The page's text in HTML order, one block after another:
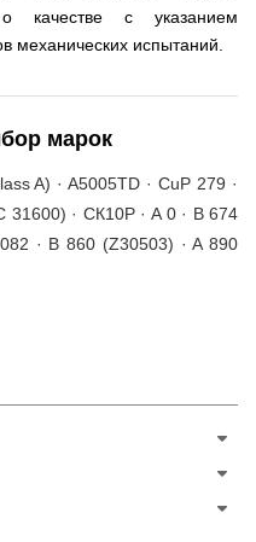
о качестве с указанием
механических испытаний.
марок
A) · A5005TD · CuP 279 ·
31600) · СК10Р · A 0 · B 674
· B 860 (Z30503) · A 890